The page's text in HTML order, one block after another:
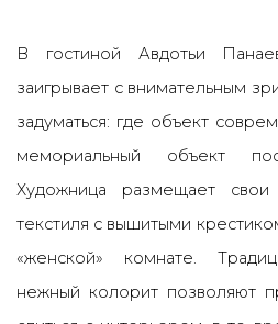
В гостиной Авдотьи
заигрывает с внимательным
задуматься: где объект
мемориальный объект
Художница размещает
текстиля с вышитыми
«женской» комнате.
нежный колорит позволяют